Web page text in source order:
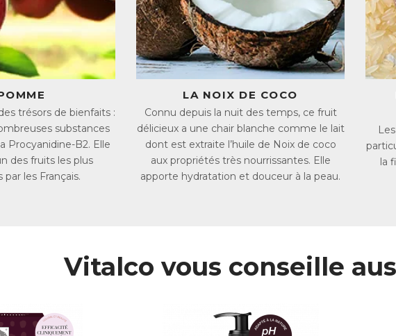
trésors de bienfaits :
substances
Procyanidine-B2. Elle
des fruits les plus
les Français.
LA NOIX DE COCO
Connu depuis la nuit des temps, ce fruit
délicieux a une chair blanche comme le lait
dont est extraite l’huile de Noix de coco
aux propriétés très nourrissantes. Elle
apporte hydratation et douceur à la peau.
la
Vitalco vous conseille